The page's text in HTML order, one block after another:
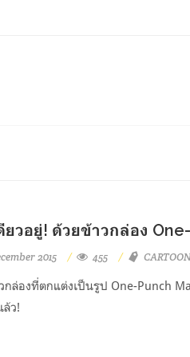
ยวอยู่! ด้วยข้าวกล่อง
2015 455
กล่องที่ตกแต่งเป็นรูป One-Punch
ล้ว!